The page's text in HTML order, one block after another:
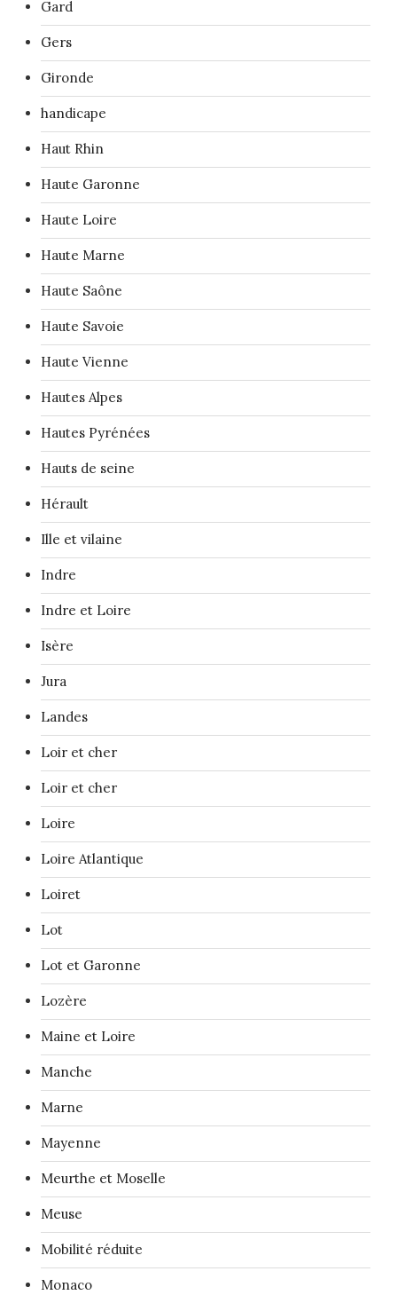
Gard
Gers
Gironde
handicape
Haut Rhin
Haute Garonne
Haute Loire
Haute Marne
Haute Saône
Haute Savoie
Haute Vienne
Hautes Alpes
Hautes Pyrénées
Hauts de seine
Hérault
Ille et vilaine
Indre
Indre et Loire
Isère
Jura
Landes
Loir et cher
Loir et cher
Loire
Loire Atlantique
Loiret
Lot
Lot et Garonne
Lozère
Maine et Loire
Manche
Marne
Mayenne
Meurthe et Moselle
Meuse
Mobilité réduite
Monaco